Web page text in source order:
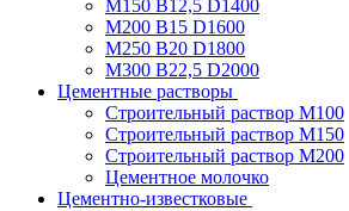
М150 В12,5 D1400
М200 В15 D1600
М250 В20 D1800
М300 В22,5 D2000
Цементные растворы
Строительный раствор М100
Строительный раствор М150
Строительный раствор М200
Цементное молочко
Цементно-известковые